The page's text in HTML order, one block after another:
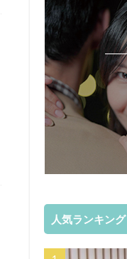
人気ランキング